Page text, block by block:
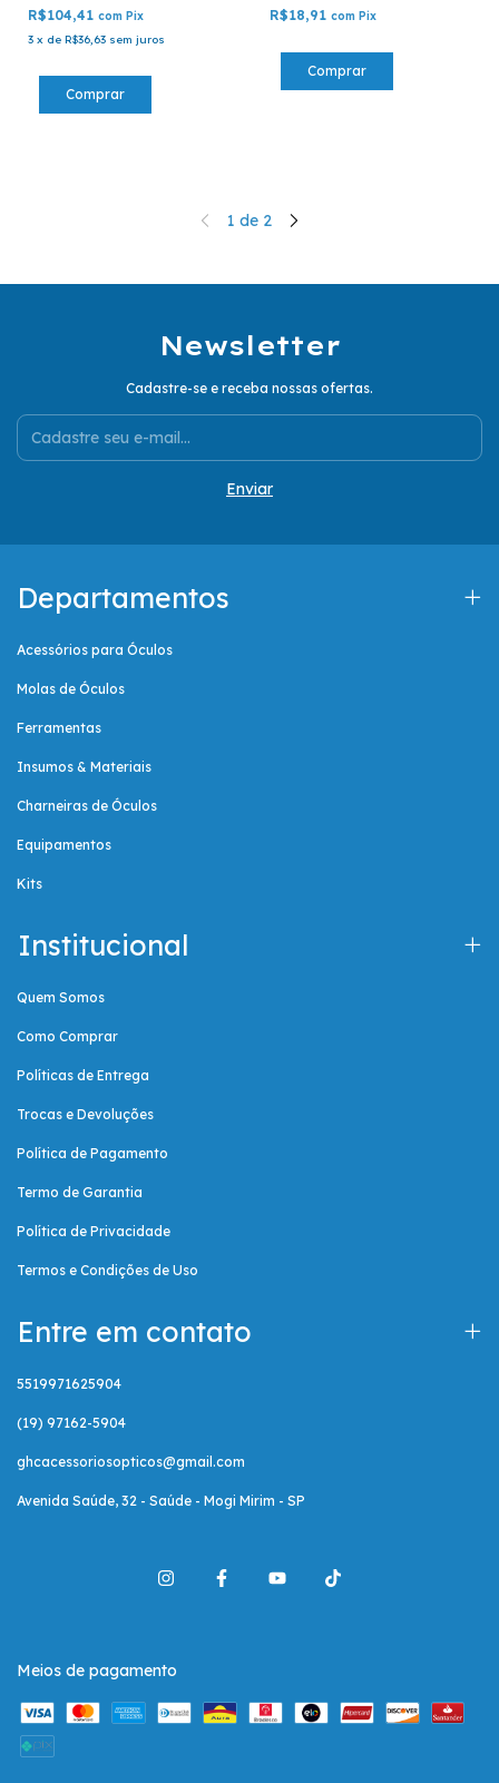
R$104,41 com Pix
3 x de R$36,63 sem juros
R$18,91 com Pix
1 de 2
Newsletter
Cadastre-se e receba nossas ofertas.
Departamentos
Acessórios para Óculos
Molas de Óculos
Ferramentas
Insumos & Materiais
Charneiras de Óculos
Equipamentos
Kits
Institucional
Quem Somos
Como Comprar
Políticas de Entrega
Trocas e Devoluções
Política de Pagamento
Termo de Garantia
Política de Privacidade
Termos e Condições de Uso
Entre em contato
5519971625904
(19) 97162-5904
ghcacessoriosopticos@gmail.com
Avenida Saúde, 32 - Saúde - Mogi Mirim - SP
Meios de pagamento